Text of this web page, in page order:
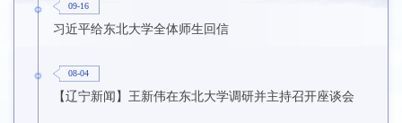
09-16
习近平给东北大学全体师生回信
08-04
【辽宁新闻】王新伟在东北大学调研并主持召开座谈会